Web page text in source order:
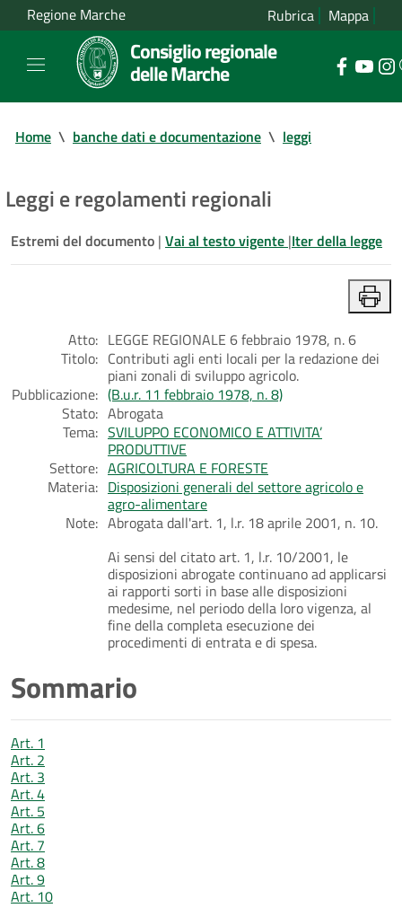
Regione Marche Rubrica Mappa
Consiglio regionale
delle Marche
Home \ banche dati e documentazione \ leggi
Leggi e regolamenti regionali
Estremi del documento | Vai al testo vigente |Iter della legge
Atto: LEGGE REGIONALE 6 febbraio 1978, n. 6
Titolo: Contributi agli enti locali per la redazione dei
piani zonali di sviluppo agricolo.
Pubblicazione: (B.u.r. 11 febbraio 1978, n. 8)
Stato: Abrogata
Tema: SVILUPPO ECONOMICO E ATTIVITA’
PRODUTTIVE
Settore: AGRICOLTURA E FORESTE
Materia: Disposizioni generali del settore agricolo e
agro-alimentare
Note: Abrogata dall'art. 1, l.r. 18 aprile 2001, n. 10.
Ai sensi del citato art. 1, l.r. 10/2001, le
disposizioni abrogate continuano ad applicarsi
ai rapporti sorti in base alle disposizioni
medesime, nel periodo della loro vigenza, al
fine della completa esecuzione dei
procedimenti di entrata e di spesa.
Sommario
Art. 1
Art. 2
Art. 3
Art. 4
Art. 5
Art. 6
Art. 7
Art. 8
Art. 9
Art. 10